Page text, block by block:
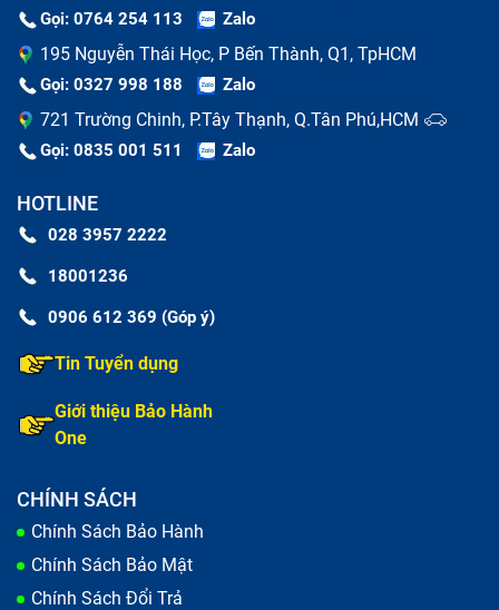
Gọi: 0764 254 113 Zalo
195 Nguyễn Thái Học, P Bến Thành, Q1, TpHCM
Gọi: 0327 998 188 Zalo
721 Trường Chinh, P.Tây Thạnh, Q.Tân Phú,HCM
Gọi: 0835 001 511 Zalo
HOTLINE
028 3957 2222
18001236
0906 612 369 (Góp ý)
Tin Tuyển dụng
Giới thiệu Bảo Hành
One
CHÍNH SÁCH
Chính Sách Bảo Hành
Chính Sách Bảo Mật
Chính Sách Đổi Trả